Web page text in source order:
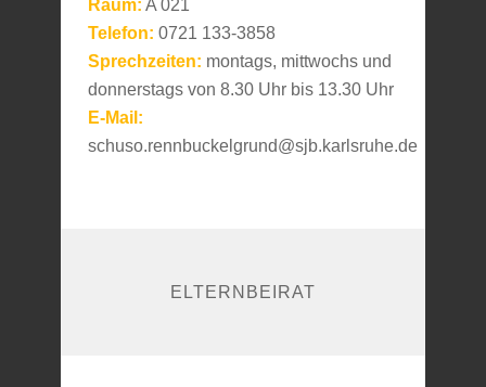
Raum: A 021
Telefon: 0721 133-3858
Sprechzeiten: montags, mittwochs und
donnerstags von 8.30 Uhr bis 13.30 Uhr
E-Mail:
schuso.rennbuckelgrund@sjb.karlsruhe.de
ELTERNBEIRAT